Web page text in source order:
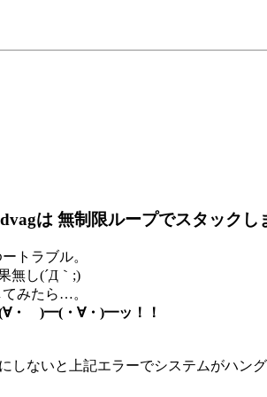
は 無制限ループでスタックし
トラブル。
無し(´Д｀;)
みたら…。
・∀・)━ッ！！
しないと上記エラーでシステムがハン